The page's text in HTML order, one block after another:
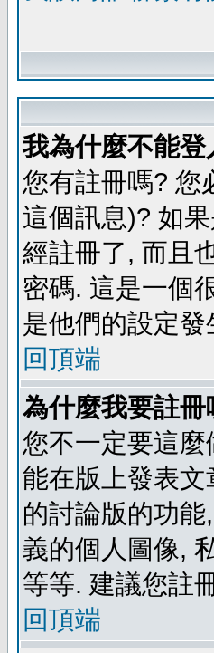
我為什麼不能登
您有註冊嗎? 您
這個訊息)? 如
經註冊了, 而且
密碼. 這是一個
是他們的設定發
回頂端
為什麼我要註冊
您不一定要這
能在版上發表
的討論版的功
義的個人圖像,
等等. 建議您註
回頂端